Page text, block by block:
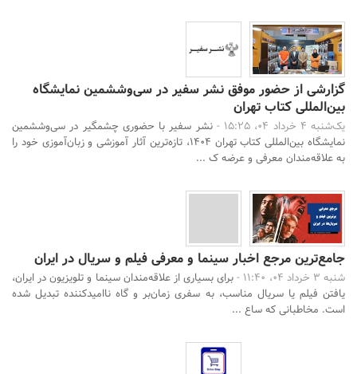
گزارشی از حضور موفق نشر سفیر در سی‌وششمین نمایشگاه
بین‌المللی کتاب تهران
یک‌شنبه 4 خرداد 04، 15:25 -
نشر سفیر با حضوری چشمگیر در سی‌وششمین
نمایشگاه بین‌المللی کتاب تهران 1404، تازه‌ترین آثار آموزشی و زبان‌آموزی خود را
به علاقه‌مندان معرفی و عرضه ک ...
جامع‌ترین مرجع اخبار سینما و معرفی فیلم و سریال در ایران
شنبه 3 خرداد 04، 11:40 -
برای بسیاری از علاقه‌مندان سینما و تلویزیون در ایران،
یافتن فیلم یا سریال مناسب، به سفری زمان‌بر و گاه ناامیدکننده تبدیل شده
است. مخاطبانی که ساع ...